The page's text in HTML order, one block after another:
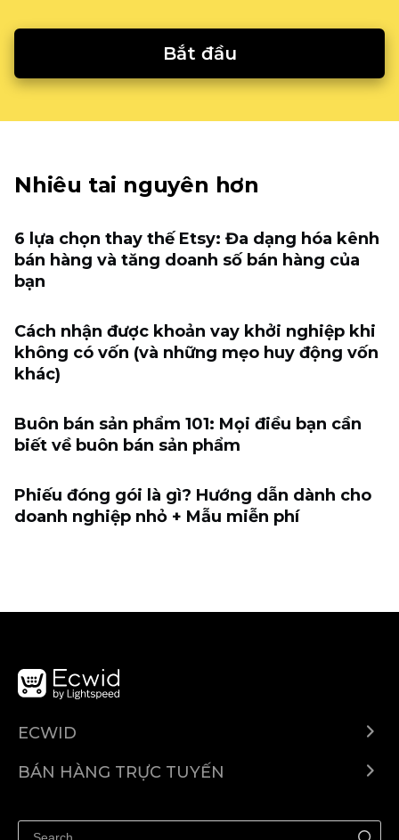
Bắt đầu
Nhiêu tai nguyên hơn
6 lựa chọn thay thế Etsy: Đa dạng hóa kênh
bán hàng và tăng doanh số bán hàng của
bạn
Cách nhận được khoản vay khởi nghiệp khi
không có vốn (và những mẹo huy động vốn
khác)
Buôn bán sản phẩm 101: Mọi điều bạn cần
biết về buôn bán sản phẩm
Phiếu đóng gói là gì? Hướng dẫn dành cho
doanh nghiệp nhỏ + Mẫu miễn phí
ECWID
Trung tâm trợ giúp
BÁN HÀNG TRỰC TUYẾN
Quảng bá ở bất cứ đâu